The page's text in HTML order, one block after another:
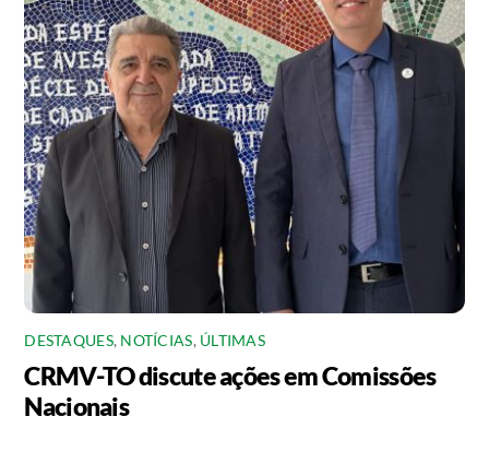
DESTAQUES, NOTÍCIAS, ÚLTIMAS
CRMV-TO discute ações em Comissões
Nacionais